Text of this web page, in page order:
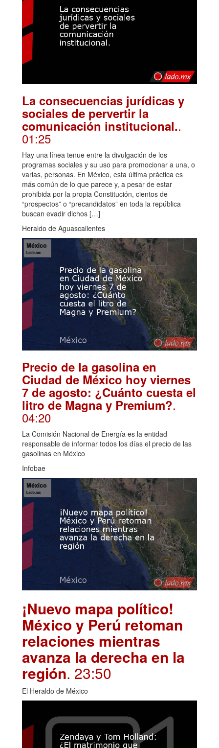
La consecuencias jurídicas y
sociales de pervertir la
comunicación institucional..
01:25
Hay una línea tenue entre la divulgación de los
programas sociales y su uso para promocionar a una, o
varias, personas. En México, esta última práctica es
más común de lo que parece y, a pesar de estar
prohibida por la propia Constitución, cientos de
“prospectos” o “precandidatos” en toda la república
buscan evadir dichos […]
Heraldo de Aguascalientes
Precio de la gasolina en
Ciudad de México hoy viernes
7 de agosto: ¿Cuánto cuesta el
litro de Magna y Premium?.
04:20
La Comisión Nacional de Energía es la entidad
responsable de informar todos los días el precio de las
gasolinas en México
Infobae
¡Nuevo mapa político!
México y Perú retoman
relaciones mientras
avanza la derecha en la
región. 23:50
El Heraldo de México